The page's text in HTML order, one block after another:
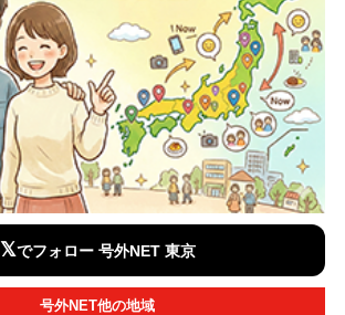
𝕏でフォロー 号外NET 東京
号外NET他の地域